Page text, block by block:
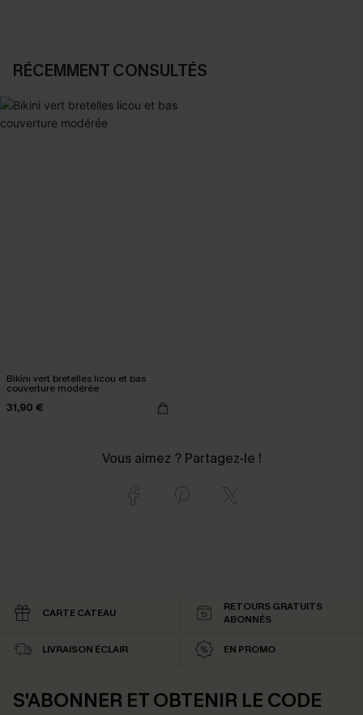
RÉCEMMENT CONSULTÉS
Bikini vert bretelles licou et bas
couverture modérée
31,90 €
Vous aimez ? Partagez-le !
CARTE CATEAU
RETOURS GRATUITS
ABONNÉS
LIVRAISON ÉCLAIR EN PROMO
S'ABONNER ET OBTENIR LE CODE